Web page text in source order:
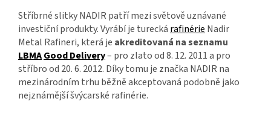
Stříbrné slitky NADIR patří mezi světově uznávané
investiční produkty. Vyrábí je turecká rafinérie Nadir
Metal Rafineri, která je akreditovaná na seznamu
LBMAGood Delivery– pro zlato od 8. 12. 2011 a pro
stříbro od 20. 6. 2012. Díky tomu je značka NADIR na
mezinárodním trhu běžně akceptovaná podobně jako
nejznámější švýcarské rafinérie.